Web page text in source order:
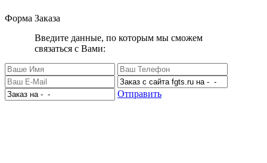
Форма Заказа
Введите данные, по которым мы сможем
связаться с Вами:
Отправить